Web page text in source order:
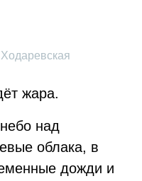
жара.
над
облака, в
дожди и